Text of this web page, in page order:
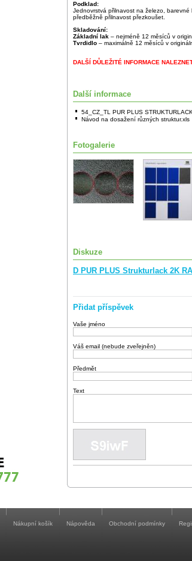
Podklad:
Jednovrstvá přilnavost na železo,
předběžně přilnavost přezkoušet.
Skladování:
Základní lak – nejméně 12 měsíců v
Tvrdidlo – maximálně 12 měsíců v
DALŠÍ DŮLEŽITÉ INFORMACE
Další informace
54_CZ_TL PUR PLUS
Návod na dosažení různých struktur.xls
Fotogalerie
Diskuze
D PUR PLUS Strukturlack 2K
Přidat příspěvek
Vaše jméno
Váš email (nebude zveřejněn)
Předmět
Text
Nákupní košík Nápověda Obchodní podmínky